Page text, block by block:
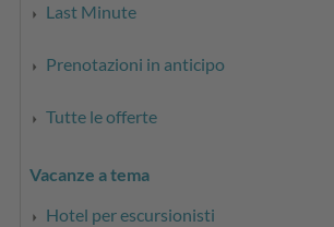
Last Minute
Prenotazioni in anticipo
Tutte le offerte
Vacanze a tema
Hotel per escursionisti